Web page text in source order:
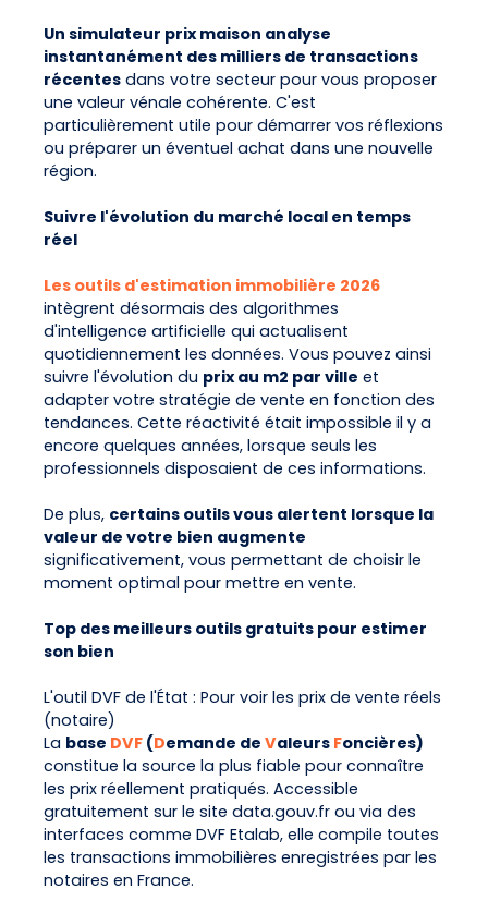
Un simulateur prix maison analyse
instantanément des milliers de transactions
récentes dans votre secteur pour vous proposer
une valeur vénale cohérente. C'est
particulièrement utile pour démarrer vos réflexions
ou préparer un éventuel achat dans une nouvelle
région.
Suivre l'évolution du marché local en temps
réel
Les outils d'estimation immobilière 2026
intègrent désormais des algorithmes
d'intelligence artificielle qui actualisent
quotidiennement les données. Vous pouvez ainsi
suivre l'évolution du prix au m2 par ville et
adapter votre stratégie de vente en fonction des
tendances. Cette réactivité était impossible il y a
encore quelques années, lorsque seuls les
professionnels disposaient de ces informations.
De plus, certains outils vous alertent lorsque la
valeur de votre bien augmente
significativement, vous permettant de choisir le
moment optimal pour mettre en vente.
Top des meilleurs outils gratuits pour estimer
son bien
L'outil DVF de l'État : Pour voir les prix de vente réels
(notaire)
La base DVF (Demande de Valeurs Foncières)
constitue la source la plus fiable pour connaître
les prix réellement pratiqués. Accessible
gratuitement sur le site data.gouv.fr ou via des
interfaces comme DVF Etalab, elle compile toutes
les transactions immobilières enregistrées par les
notaires en France.